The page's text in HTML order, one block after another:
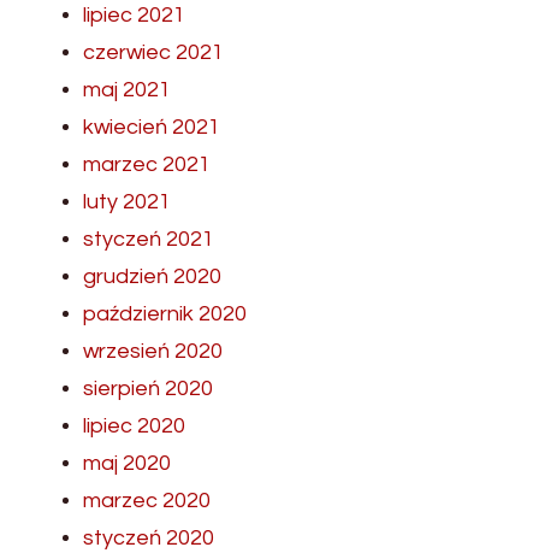
lipiec 2021
czerwiec 2021
maj 2021
kwiecień 2021
marzec 2021
luty 2021
styczeń 2021
grudzień 2020
październik 2020
wrzesień 2020
sierpień 2020
lipiec 2020
maj 2020
marzec 2020
styczeń 2020